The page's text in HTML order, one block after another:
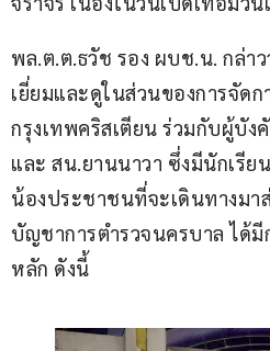
พล.ต.ต.ธวัช รอง ผบช.น. กล่า
เยี่ยมและดูในส่วนของการจัดก
กรุงเทพคริสเตียน ร่วมกับผู้บัง
และ สน.ยานนาวา ซึ่งมีนักเรี
น้องประชาชนที่จะเดินทางมา
บัญชาการตำรวจนครบาล ได้มี
หลัก ดังนี้